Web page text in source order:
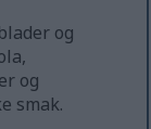
og
og
smak.